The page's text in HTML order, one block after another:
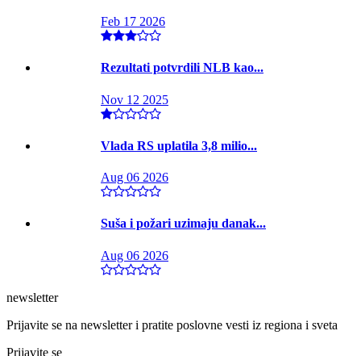
Feb 17 2026
Rezultati potvrdili NLB kao...
Nov 12 2025
Vlada RS uplatila 3,8 milio...
Aug 06 2026
Suša i požari uzimaju danak...
Aug 06 2026
newsletter
Prijavite se na newsletter i pratite poslovne vesti iz regiona i sveta
Prijavite se